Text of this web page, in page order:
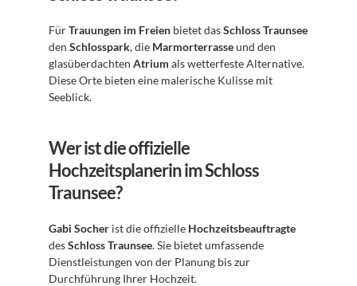
Für Trauungen im Freien bietet das Schloss Traunsee
den Schlosspark, die Marmorterrasse und den
glasüberdachten Atrium als wetterfeste Alternative.
Diese Orte bieten eine malerische Kulisse mit
Seeblick.
Wer ist die offizielle
Hochzeitsplanerin im Schloss
Traunsee?
Gabi Socher ist die offizielle Hochzeitsbeauftragte
des Schloss Traunsee. Sie bietet umfassende
Dienstleistungen von der Planung bis zur
Durchführung Ihrer Hochzeit.